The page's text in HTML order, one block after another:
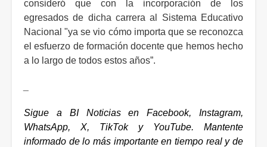
consideró que con la incorporación de los
egresados de dicha carrera al Sistema Educativo
Nacional "ya se vio cómo importa que se reconozca
el esfuerzo de formación docente que hemos hecho
a lo largo de todos estos años”.
Sigue a BI Noticias en Facebook, Instagram
WhatsApp, X, TikTok y YouTube. Mantente
informado de lo más importante en tiempo real y de